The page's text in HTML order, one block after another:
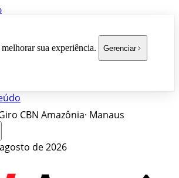
sua experiência. Gerenciar
CBN Amazônia· Manaus
de 2026